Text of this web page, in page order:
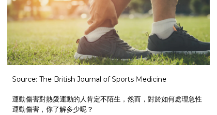
Source: The British Journal of Sports Medicine
運動傷害對熱愛運動的人肯定不陌生，然而，對於如何處理急性
運動傷害，你了解多少呢？